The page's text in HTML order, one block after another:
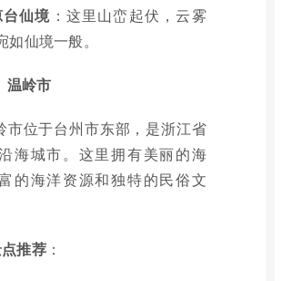
仙境 ：这里山峦起伏，云雾
如仙境一般。
温岭市
市位于台州市东部，是浙江省
海城市。这里拥有美丽的海
的海洋资源和独特的民俗文
推荐：